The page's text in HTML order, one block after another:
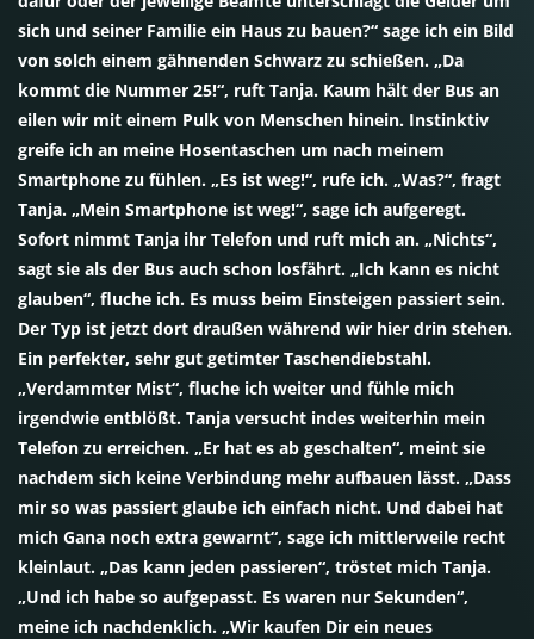
sich und seiner Familie ein Haus zu bauen?“ sage ich ein Bild
von solch einem gähnenden Schwarz zu schießen. „Da
kommt die Nummer 25!“, ruft Tanja. Kaum hält der Bus an
eilen wir mit einem Pulk von Menschen hinein. Instinktiv
greife ich an meine Hosentaschen um nach meinem
Smartphone zu fühlen. „Es ist weg!“, rufe ich. „Was?“, fragt
Tanja. „Mein Smartphone ist weg!“, sage ich aufgeregt.
Sofort nimmt Tanja ihr Telefon und ruft mich an. „Nichts“,
sagt sie als der Bus auch schon losfährt. „Ich kann es nicht
glauben“, fluche ich. Es muss beim Einsteigen passiert sein.
Der Typ ist jetzt dort draußen während wir hier drin stehen.
Ein perfekter, sehr gut getimter Taschendiebstahl.
„Verdammter Mist“, fluche ich weiter und fühle mich
irgendwie entblößt. Tanja versucht indes weiterhin mein
Telefon zu erreichen. „Er hat es ab geschalten“, meint sie
nachdem sich keine Verbindung mehr aufbauen lässt. „Dass
mir so was passiert glaube ich einfach nicht. Und dabei hat
mich Gana noch extra gewarnt“, sage ich mittlerweile recht
kleinlaut. „Das kann jeden passieren“, tröstet mich Tanja.
„Und ich habe so aufgepasst. Es waren nur Sekunden“,
meine ich nachdenklich. „Wir kaufen Dir ein neues